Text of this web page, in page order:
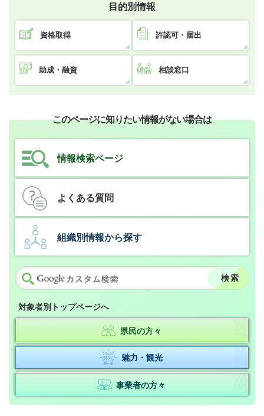
目的別情報
資格取得 許認可・届出
助成・融資 相談窓口
このページに知りたい情報がない場合は
情報検索ページ
よくある質問
組織別情報から探す
対象者別トップページへ
県民の方々
魅力・観光
事業者の方々